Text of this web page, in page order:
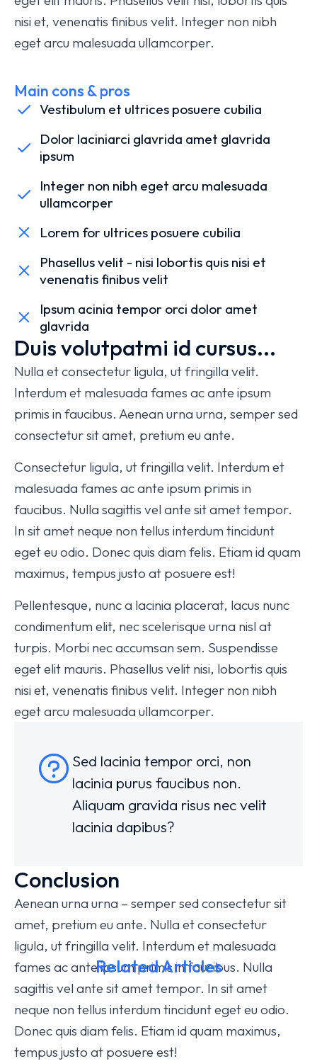
nisi et, venenatis finibus velit. Integer non nibh
eget arcu malesuada ullamcorper.
Main cons & pros
Vestibulum et ultrices posuere cubilia
Dolor laciniarci glavrida amet glavrida
ipsum
Integer non nibh eget arcu malesuada
ullamcorper
Lorem for ultrices posuere cubilia
Phasellus velit - nisi lobortis quis nisi et
venenatis finibus velit
Ipsum acinia tempor orci dolor amet
glavrida
Duis volutpatmi id cursus...
Nulla et consectetur ligula, ut fringilla velit.
Interdum et malesuada fames ac ante ipsum
primis in faucibus. Aenean urna urna, semper sed
consectetur sit amet, pretium eu ante.
Consectetur ligula, ut fringilla velit. Interdum et
malesuada fames ac ante ipsum primis in
faucibus. Nulla sagittis vel ante sit amet tempor.
In sit amet neque non tellus interdum tincidunt
eget eu odio. Donec quis diam felis. Etiam id quam
maximus, tempus justo at posuere est!
Pellentesque, nunc a lacinia placerat, lacus nunc
condimentum elit, nec scelerisque urna nisl at
turpis. Morbi nec accumsan sem. Suspendisse
eget elit mauris. Phasellus velit nisi, lobortis quis
nisi et, venenatis finibus velit. Integer non nibh
eget arcu malesuada ullamcorper.
Sed lacinia tempor orci, non
lacinia purus faucibus non.
Aliquam gravida risus nec velit
lacinia dapibus?
Conclusion
Aenean urna urna – semper sed consectetur sit
amet, pretium eu ante. Nulla et consectetur
ligula, ut fringilla velit. Interdum et malesuada
fames ac ante ipsum primis in faucibus. Nulla
sagittis vel ante sit amet tempor. In sit amet
neque non tellus interdum tincidunt eget eu odio.
Donec quis diam felis. Etiam id quam maximus,
tempus justo at posuere est!
Related Articles
AI Impact on Ipsum Nulla
Glavrida Amet for the Future
Company ,Events/2025-01-16
&
Events